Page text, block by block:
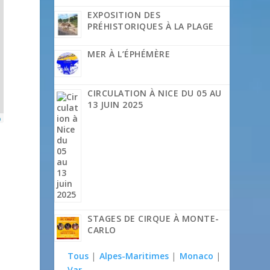
EXPOSITION DES
PRÉHISTORIQUES À LA PLAGE
MER À L’ÉPHÉMÈRE
CIRCULATION À NICE DU 05 AU
13 JUIN 2025
STAGES DE CIRQUE À MONTE-
CARLO
Tous | Alpes-Maritimes | Monaco |